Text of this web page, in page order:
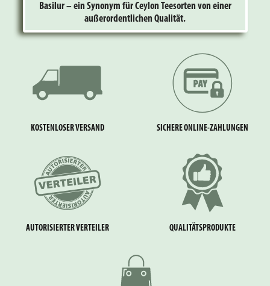
Basilur – ein Synonym für Ceylon Teesorten von einer
außerordentlichen Qualität.
KOSTENLOSER VERSAND SICHERE ONLINE-ZAHLUNGEN
AUTORISIERTER VERTEILER QUALITÄTSPRODUKTE